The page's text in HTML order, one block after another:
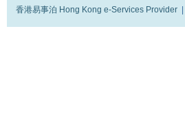
香港易事泊 Hong Kong e-Services Provider